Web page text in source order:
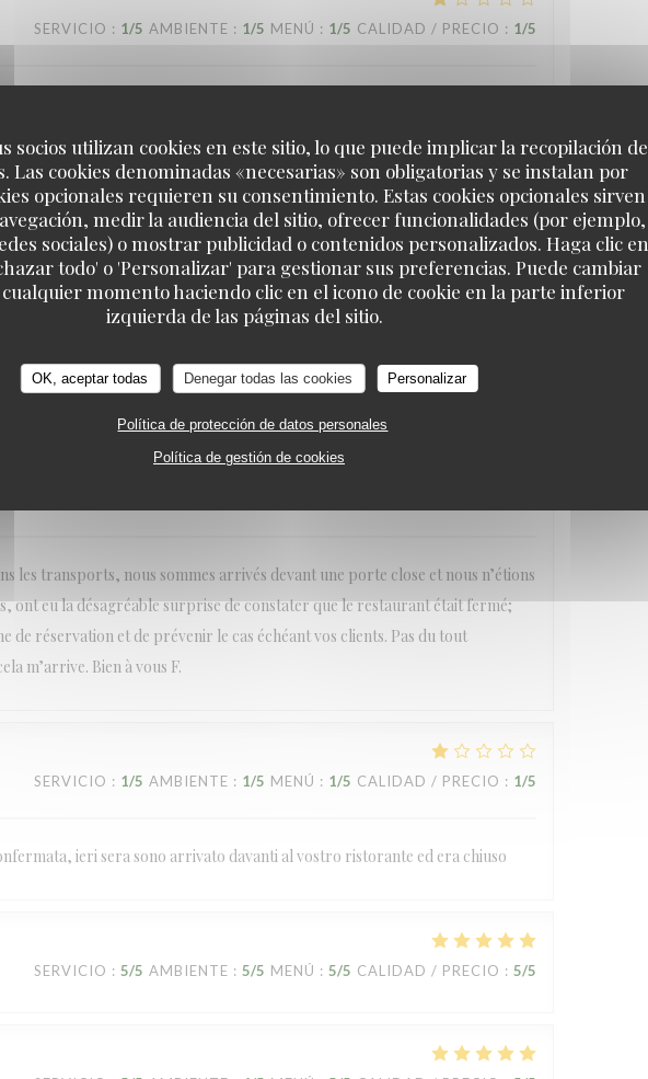
socios utilizan cookies en este sitio, lo que puede implicar la recopilación de
Las cookies denominadas «necesarias» son obligatorias y se instalan por
opcionales requieren su consentimiento. Estas cookies opcionales sirven
medir la audiencia del sitio, ofrecer funcionalidades (por ejemplo,
sociales) o mostrar publicidad o contenidos personalizados. Haga clic en
todo' o 'Personalizar' para gestionar sus preferencias. Puede cambiar
cualquier momento haciendo clic en el icono de cookie en la parte inferior
izquierda de las páginas del sitio.
OK, aceptar todas Denegar todas las cookies Personalizar
Política de protección de datos personales
Política de gestión de cookies
SERVICIO : 1/5 AMBIENTE : 1/5 MENÚ : 1/5 CALIDAD / PRECIO : 1/5
jours en avance et avec aussi confirmation faite le matin même par
Pas terrible
SERVICIO: 1 /5 AMBIENTE: 4/5 MENÚ: 5/5 CALIDAD / PRECIO: 4/5
portal accepted our reservation even though the staff was gone on
was also no indication of when they would be open for business again. Very
les transports, nous sommes arrivés devant une porte close et nous n’étions
ont eu la désagréable surprise de constater que le restaurant était fermé;
de réservation et de prévenir le cas échéant vos clients. Pas du tout
m’arrive. Bien à vous F.
SERVICIO : 1/5 AMBIENTE : 1/5 MENÚ : 1/5 CALIDAD / PRECIO : 1/5
ieri sera sono arrivato davanti al vostro ristorante ed era chiuso
SERVICIO : 5/5 AMBIENTE : 5/5 MENÚ : 5/5 CALIDAD / PRECIO : 5/5